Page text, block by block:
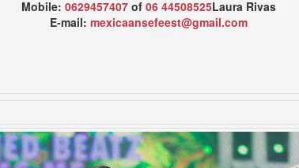
Mobile: 0629457407 of 06 44508525Laura Rivas
E-mail: mexicaansefeest@gmail.com